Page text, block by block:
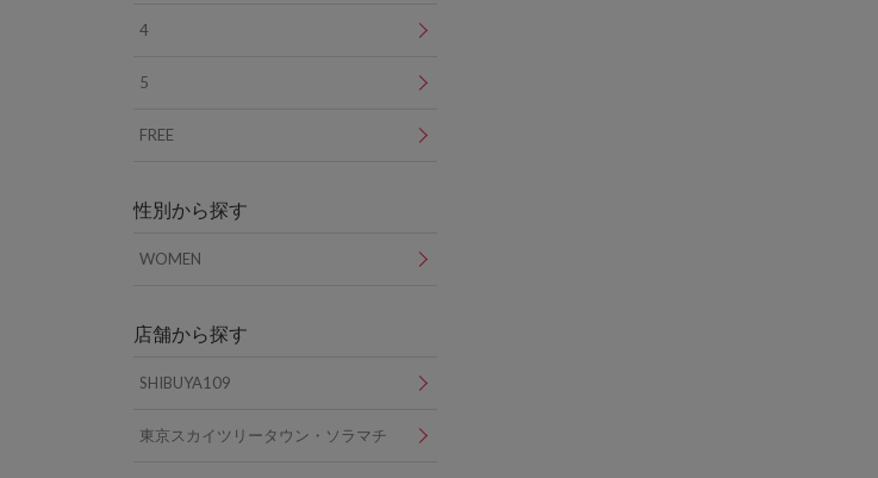
4
5
FREE
性別から探す
WOMEN
店舗から探す
SHIBUYA109
東京スカイツリータウン・ソラマチ